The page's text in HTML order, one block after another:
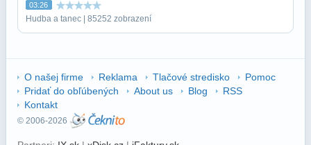
03:26
Hudba a tanec | 85252 zobrazení
O našej firme Reklama Tlačové stredisko
Pomoc
Pridať do obľúbených
About us Blog
RSS
Kontakt
© 2006-2026